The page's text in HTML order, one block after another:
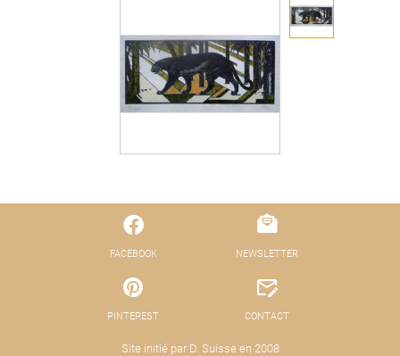
FACEBOOK
PINTEREST
Site initié par D. Suisse en 2008
NEWSLETTER
CONTACT